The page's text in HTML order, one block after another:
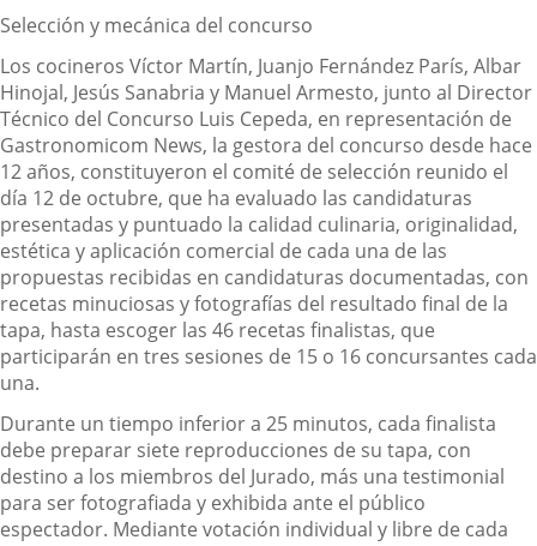
Selección y mecánica del concurso
Los cocineros Víctor Martín, Juanjo Fernández París, Albar
Hinojal, Jesús Sanabria y Manuel Armesto, junto al Director
Técnico del Concurso Luis Cepeda, en representación de
Gastronomicom News, la gestora del concurso desde hace
12 años, constituyeron el comité de selección reunido el
día 12 de octubre, que ha evaluado las candidaturas
presentadas y puntuado la calidad culinaria, originalidad,
estética y aplicación comercial de cada una de las
propuestas recibidas en candidaturas documentadas, con
recetas minuciosas y fotografías del resultado final de la
tapa, hasta escoger las 46 recetas finalistas, que
participarán en tres sesiones de 15 o 16 concursantes cada
una.
Durante un tiempo inferior a 25 minutos, cada finalista
debe preparar siete reproducciones de su tapa, con
destino a los miembros del Jurado, más una testimonial
para ser fotografiada y exhibida ante el público
espectador. Mediante votación individual y libre de cada